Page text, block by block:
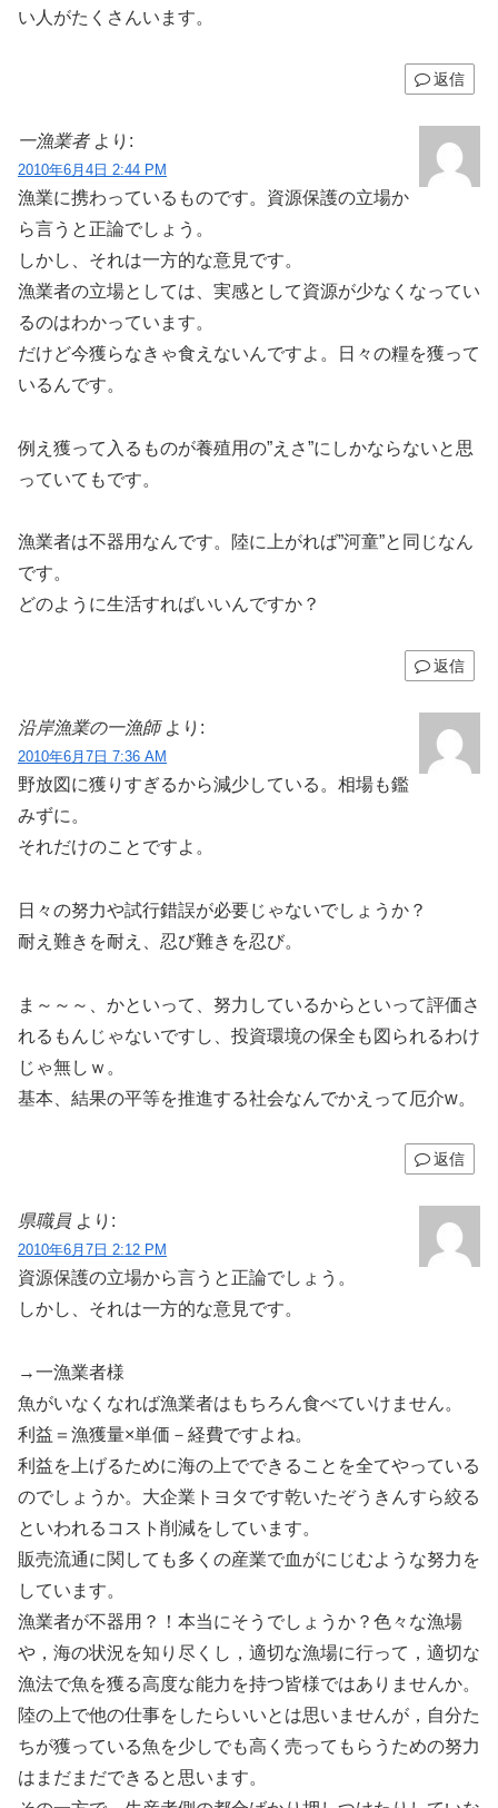
い人がたくさんいます。
返信
一漁業者 より:
2010年6月4日 2:44 PM
漁業に携わっているものです。資源保護の立場か
ら言うと正論でしょう。
しかし、それは一方的な意見です。
漁業者の立場としては、実感として資源が少なくなってい
るのはわかっています。
だけど今獲らなきゃ食えないんですよ。日々の糧を獲って
いるんです。
例え獲って入るものが養殖用の”えさ”にしかならないと思
っていてもです。
漁業者は不器用なんです。陸に上がれば”河童”と同じなん
です。
どのように生活すればいいんですか？
返信
沿岸漁業の一漁師 より:
2010年6月7日 7:36 AM
野放図に獲りすぎるから減少している。相場も鑑
みずに。
それだけのことですよ。
日々の努力や試行錯誤が必要じゃないでしょうか？
耐え難きを耐え、忍び難きを忍び。
ま～～～、かといって、努力しているからといって評価さ
れるもんじゃないですし、投資環境の保全も図られるわけ
じゃ無しｗ。
基本、結果の平等を推進する社会なんでかえって厄介w。
返信
県職員 より:
2010年6月7日 2:12 PM
資源保護の立場から言うと正論でしょう。
しかし、それは一方的な意見です。
→一漁業者様
魚がいなくなれば漁業者はもちろん食べていけません。
利益＝漁獲量×単価－経費ですよね。
利益を上げるために海の上でできることを全てやっている
のでしょうか。大企業トヨタです乾いたぞうきんすら絞る
といわれるコスト削減をしています。
販売流通に関しても多くの産業で血がにじむような努力を
しています。
漁業者が不器用？！本当にそうでしょうか？色々な漁場
や，海の状況を知り尽くし，適切な漁場に行って，適切な
漁法で魚を獲る高度な能力を持つ皆様ではありませんか。
陸の上で他の仕事をしたらいいとは思いませんが，自分た
ちが獲っている魚を少しでも高く売ってもらうための努力
はまだまだできると思います。